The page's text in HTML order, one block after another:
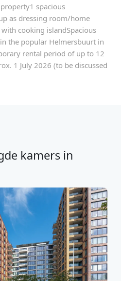
spacious
as dressing room/home
cooking islandSpacious
the popular Helmersbuurt in
rental period of up to 12
1 July 2026 (to be discussed
kamers in